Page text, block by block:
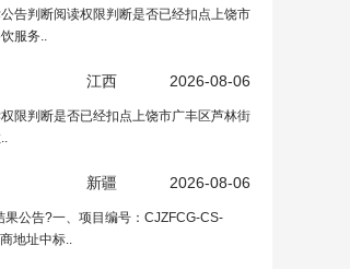
告判断阅读权限判断是否已经扣点上饶市
服务..
江西 2026-08-06
限判断是否已经扣点上饶市广丰区芦林街
新疆 2026-08-06
公告?一、项目编号：CJZFCG-CS-
地址中标..